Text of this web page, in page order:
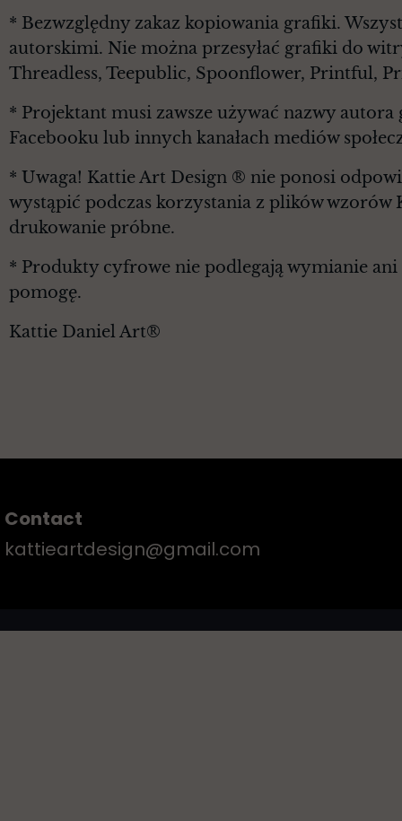
* Bezwzględny zakaz kopiowania grafiki.
autorskimi. Nie można przesyłać grafiki do
Threadless, Teepublic, Spoonflower, Printful,
* Projektant musi zawsze używać nazwy
Facebooku lub innych kanałach mediów
* Uwaga! Kattie Art Design ® nie ponosi
wystąpić podczas korzystania z plików
drukowanie próbne.
* Produkty cyfrowe nie podlegają wymianie
pomogę.
Kattie Daniel Art®
Contact
kattieartdesign@gmail.com